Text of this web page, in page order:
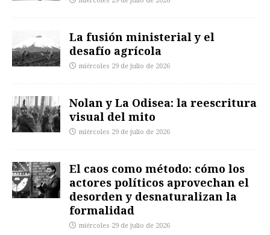
La fusión ministerial y el
desafío agrícola
miércoles 29 de julio de 2026
Nolan y La Odisea: la reescritura
visual del mito
miércoles 29 de julio de 2026
El caos como método: cómo los
actores políticos aprovechan el
desorden y desnaturalizan la
formalidad
miércoles 29 de julio de 2026